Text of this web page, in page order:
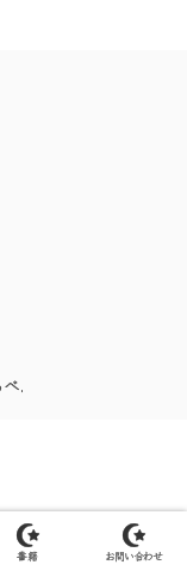
.
書籍 お問い合わせ